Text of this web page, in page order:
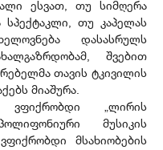
ესვათ, თუ სიმღერა
სპექტაკლი, თუ კაპელას
დასასრულს
შვებით
თავის ტკივილის
მიაშურა.
ვფიქრობდი „ლირის
მუსიკის
მსახიობების